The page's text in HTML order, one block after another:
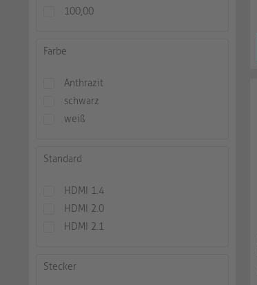
100,00
Farbe
Anthrazit
schwarz
weiß
Standard
HDMI 1.4
HDMI 2.0
HDMI 2.1
Stecker